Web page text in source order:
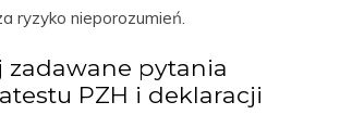
ryzyko nieporozumień.
zadawane pytania
PZH i deklaracji